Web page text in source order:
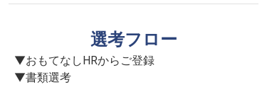
選考フロー
▼おもてなしHRからご登録
▼書類選考